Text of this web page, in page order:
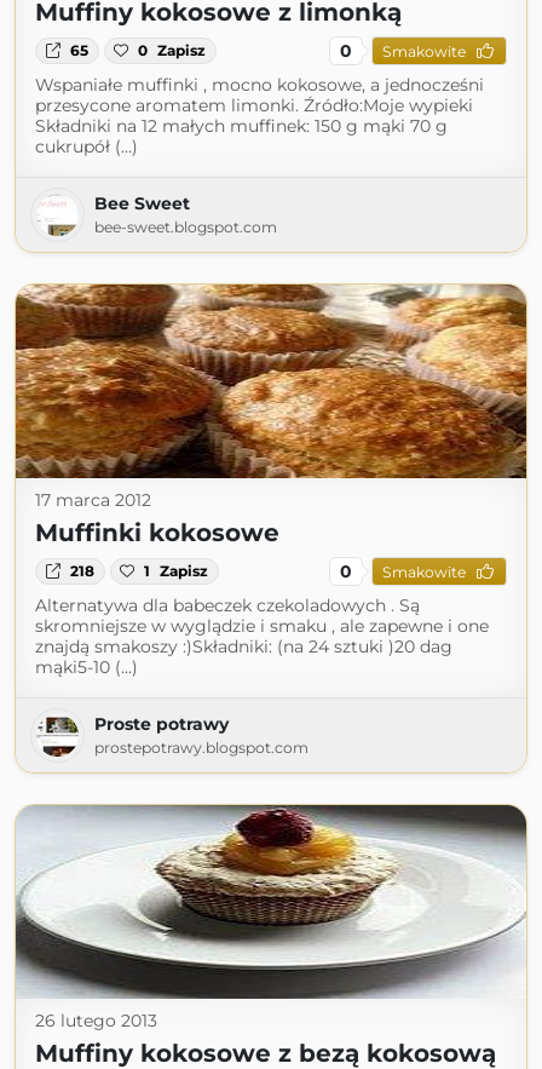
Muffiny kokosowe z limonką
65 0 Zapisz 0 Smakowite
Wspaniałe muffinki , mocno kokosowe, a jednocześni
przesycone aromatem limonki. Źródło:Moje wypieki
Składniki na 12 małych muffinek: 150 g mąki 70 g
cukrupół (...)
Bee Sweet
bee-sweet.blogspot.com
17 marca 2012
Muffinki kokosowe
218 1 Zapisz 0 Smakowite
Alternatywa dla babeczek czekoladowych . Są
skromniejsze w wyglądzie i smaku , ale zapewne i one
znajdą smakoszy :)Składniki: (na 24 sztuki )20 dag
mąki5-10 (...)
Proste potrawy
prostepotrawy.blogspot.com
26 lutego 2013
Muffiny kokosowe z bezą kokosową